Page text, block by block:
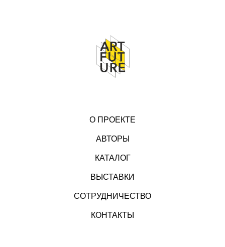
О ПРОЕКТЕ
АВТОРЫ
КАТАЛОГ
ВЫСТАВКИ
СОТРУДНИЧЕСТВО
КОНТАКТЫ